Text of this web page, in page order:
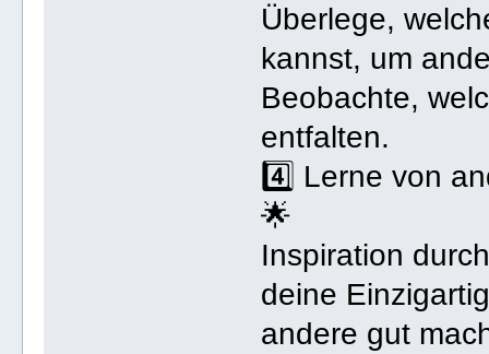
Überlege,
kannst, um
Beobachte,
entfalten.
4️⃣ Lerne von
🌟
Inspiration
deine
andere gut